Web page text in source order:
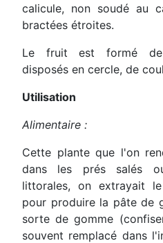
calicule, non soudé au
bractées étroites.
Le fruit est formé de
disposés en cercle, de
Utilisation
Alimentaire :
Cette plante que l'on
dans les prés salés
littorales, on extrayait
pour produire la pâte de
sorte de gomme
souvent remplacé dans